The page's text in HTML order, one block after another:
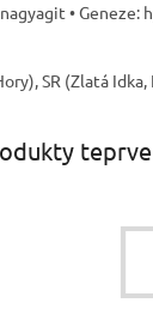
•
SR (Zlatá